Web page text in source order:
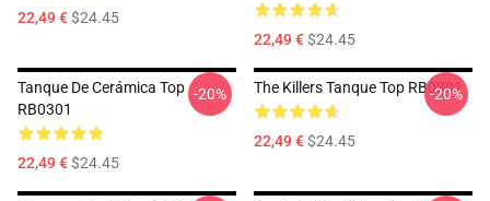
22,49 €$24.45
22,49 €$24.45
Tanque De Cerámica Top
RB0301
22,49 €$24.45
-20% The Killers Tanque Top RB0301
22,49 €$24.45
-20%